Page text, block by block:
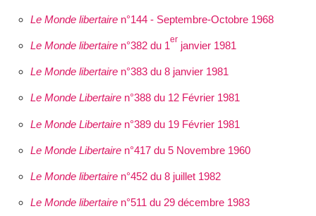
Le Monde libertairen°144 - Septembre-Octobre 1968
Le Monde libertairen°382 du 1er janvier 1981
Le Monde libertairen°383 du 8 janvier 1981
Le Monde Libertairen°388 du 12 Février 1981
Le Monde Libertairen°389 du 19 Février 1981
Le Monde Libertairen°417 du 5 Novembre 1960
Le Monde libertairen°452 du 8 juillet 1982
Le Monde libertairen°511 du 29 décembre 1983